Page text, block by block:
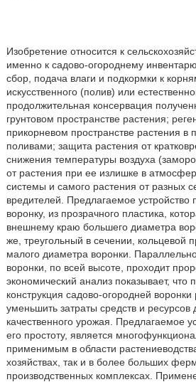
Изобретение относится к
именно к садово-огороднему
сбор, подача влаги и подкормки к
искусственного (полив) или
продолжительная консервация
грунтовом пространстве растения;
прикорневом пространстве растения в
поливами; защита растения от
снижения температуры воздуха
от растения при ее излишке в
системы и самого растения от разных
вредителей. Предлагаемое устройство
воронку, из прозрачного пластика,
внешнему краю большего диаметра
же, треугольный в сечении, кольцевой
малого диаметра воронки.
воронки, по всей высоте, проходит
экономический анализ показывает, что
конструкция садово-огородней
уменьшить затраты средств и ресурсов
качественного урожая. Предлагаемое
его простоту, является
применимым в области
хозяйствах, так и в более больших
производственных комплексах.